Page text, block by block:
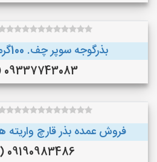
بذرگوجه‌ سوپر چف. 100گرمی. اصل آمریکا
09337743083 (ارومیه)
فروش عمده بذر قارچ
09190983486 (ارومیه)